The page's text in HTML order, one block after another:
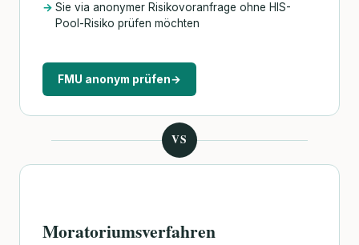
Sie via anonymer Risikovoranfrage ohne HIS-
Pool-Risiko prüfen möchten
FMU anonym prüfen→
VS
Moratoriumsverfahren